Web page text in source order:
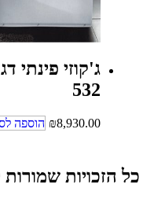
ג'קוזי פינתי
532
₪8,930.00 הוספה לסל
כל הזכויות שמורות